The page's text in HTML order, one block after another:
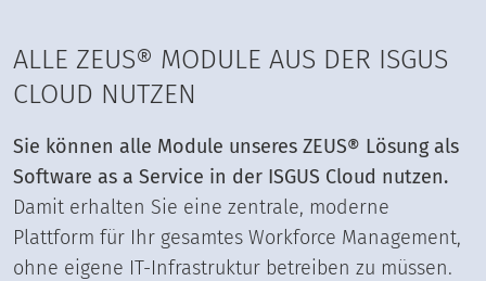
ALLE ZEUS® MODULE AUS DER ISGUS
CLOUD NUTZEN
Sie können alle Module unseres ZEUS® Lösung als
Software as a Service in der ISGUS Cloud nutzen.
Damit erhalten Sie eine zentrale, moderne
Plattform für Ihr gesamtes Workforce Management,
ohne eigene IT-Infrastruktur betreiben zu müssen.